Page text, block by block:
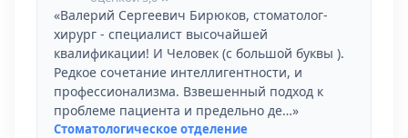
«Валерий Сергеевич Бирюков, стоматолог-
хирург - специалист высочайшей
квалификации! И Человек (с большой буквы ).
Редкое сочетание интеллигентности, и
профессионализма. Взвешенный подход к
проблеме пациента и предельно де…»
Стоматологическое отделение